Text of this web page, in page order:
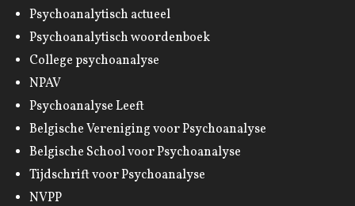
Psychoanalytisch actueel
Psychoanalytisch woordenboek
College psychoanalyse
NPAV
Psychoanalyse Leeft
Belgische Vereniging voor Psychoanalyse
Belgische School voor Psychoanalyse
Tijdschrift voor Psychoanalyse
NVPP